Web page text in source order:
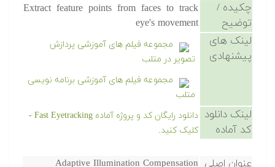
چکیده /
توضیح
Extract feature points from faces to track
eye's movement
لینک های
پیشنهادی
مجموعه فیلم های آموزشی پردازش
تصویر در متلب
مجموعه فیلم های آموزشی برنامه نویسی
متلب
لینک دانلود
کد آماده
دانلود رایگان کد و پروژه آماده Fast Eyetracking -
کلیک کنید.
عنوان اصلی Adaptive Illumination Compensation